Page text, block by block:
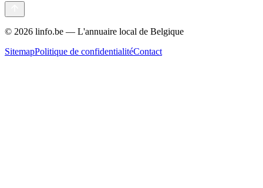
© 2026 linfo.be — L'annuaire local de Belgique
SitemapPolitique de confidentialitéContact